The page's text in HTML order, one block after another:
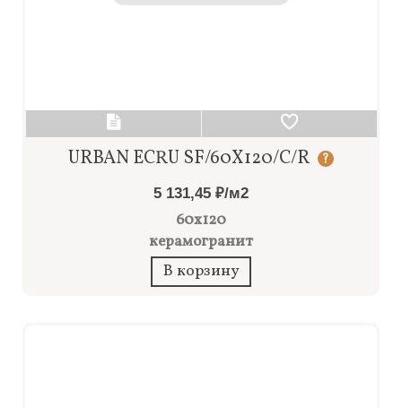
URBAN ECRU SF/60X120/C/R ?
5 131,45 ₽/м2
60x120
керамогранит
В корзину